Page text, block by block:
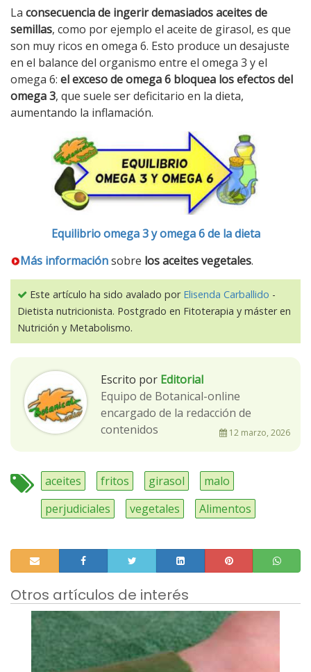
La consecuencia de ingerir demasiados aceites de
semillas, como por ejemplo el aceite de girasol, es que
son muy ricos en omega 6. Esto produce un desajuste
en el balance del organismo entre el omega 3 y el
omega 6: el exceso de omega 6 bloquea los efectos del
omega 3, que suele ser deficitario en la dieta,
aumentando la inflamación.
Equilibrio omega 3 y omega 6 de la dieta
Más informaciónsobre los aceites vegetales.
Este artículo ha sido avalado por Elisenda Carballido -
Dietista nutricionista. Postgrado en Fitoterapia y máster en
Nutrición y Metabolismo.
Escrito por Editorial
Equipo de Botanical-online
encargado de la redacción de
contenidos
12 marzo, 2026
aceites fritos girasol
malo
perjudiciales
vegetales Alimentos
Otros artículos de interés